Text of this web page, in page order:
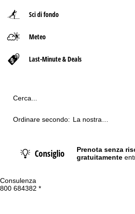
Consulenza
800 684382 *
Sci di fondo
Meteo
Last-Minute & Deals
Cerca...
Ordinare secondo: La nostra
Consiglio Prenota senza
gratuitamente